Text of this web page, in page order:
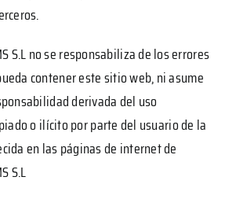
S.L no se responsabiliza de los errores
contener este sitio web, ni asume
derivada del uso
o ilícito por parte del usuario de la
en las páginas de internet de
S.L